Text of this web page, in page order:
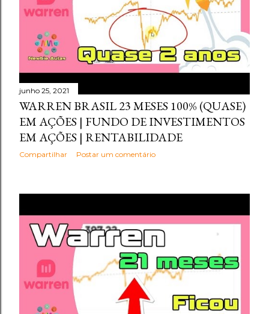
junho 25, 2021
WARREN BRASIL 23 MESES 100% (QUASE)
EM AÇÕES | FUNDO DE INVESTIMENTOS
EM AÇÕES | RENTABILIDADE
Compartilhar Postar um comentário